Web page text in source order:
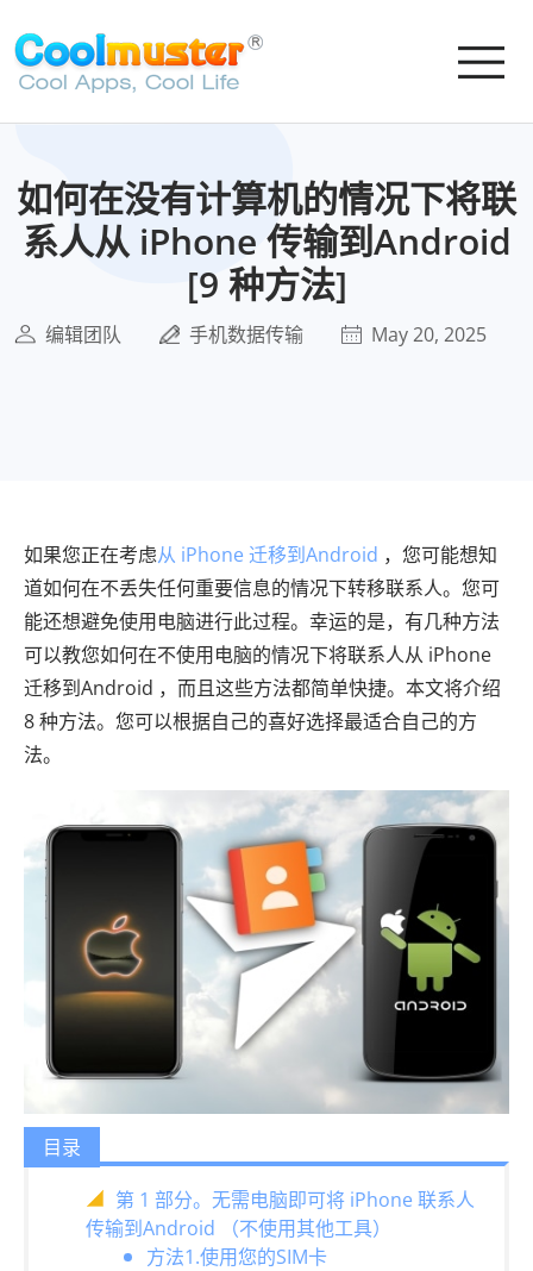
如何在没有计算机的情况下将联
系人从 iPhone 传输到Android
[9 种方法]
编辑团队 手机数据传输 May 20, 2025
如果您正在考虑从 iPhone 迁移到Android ，您可能想知
道如何在不丢失任何重要信息的情况下转移联系人。您可
能还想避免使用电脑进行此过程。幸运的是，有几种方法
可以教您如何在不使用电脑的情况下将联系人从 iPhone
迁移到Android ，而且这些方法都简单快捷。本文将介绍
8 种方法。您可以根据自己的喜好选择最适合自己的方
法。
目录
第 1 部分。无需电脑即可将 iPhone 联系人
传输到Android （不使用其他工具）
方法1.使用您的SIM卡